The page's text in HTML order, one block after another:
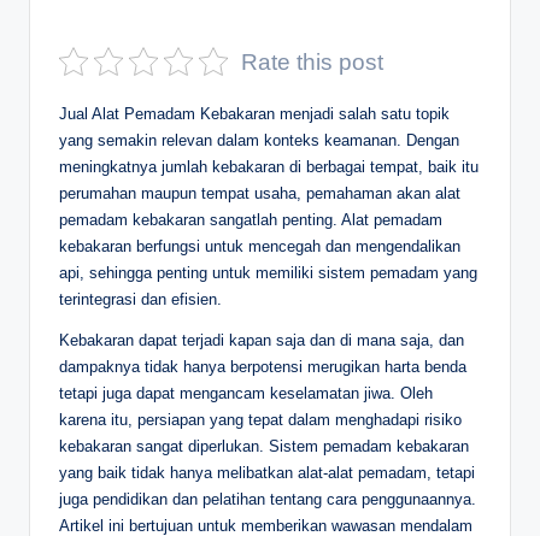
D
Rate this post
Jual Alat Pemadam Kebakaran menjadi salah satu topik
yang semakin relevan dalam konteks keamanan. Dengan
meningkatnya jumlah kebakaran di berbagai tempat, baik itu
perumahan maupun tempat usaha, pemahaman akan alat
pemadam kebakaran sangatlah penting. Alat pemadam
kebakaran berfungsi untuk mencegah dan mengendalikan
api, sehingga penting untuk memiliki sistem pemadam yang
terintegrasi dan efisien.
Kebakaran dapat terjadi kapan saja dan di mana saja, dan
dampaknya tidak hanya berpotensi merugikan harta benda
tetapi juga dapat mengancam keselamatan jiwa. Oleh
karena itu, persiapan yang tepat dalam menghadapi risiko
kebakaran sangat diperlukan. Sistem pemadam kebakaran
yang baik tidak hanya melibatkan alat-alat pemadam, tetapi
juga pendidikan dan pelatihan tentang cara penggunaannya.
Artikel ini bertujuan untuk memberikan wawasan mendalam